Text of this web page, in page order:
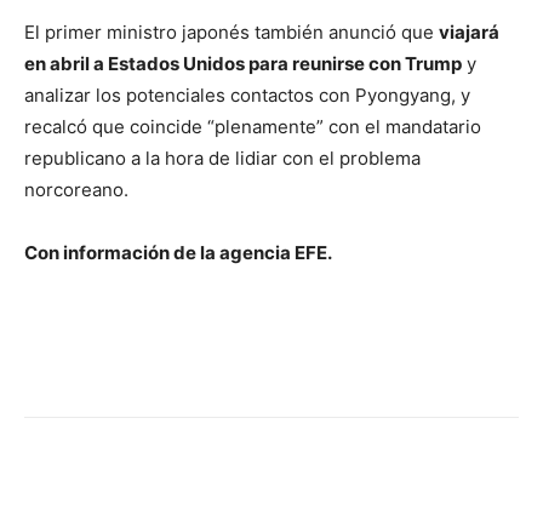
El primer ministro japonés también anunció que viajará
en abril a Estados Unidos para reunirse con Trump y
analizar los potenciales contactos con Pyongyang, y
recalcó que coincide “plenamente” con el mandatario
republicano a la hora de lidiar con el problema
norcoreano.
Con información de la agencia EFE.